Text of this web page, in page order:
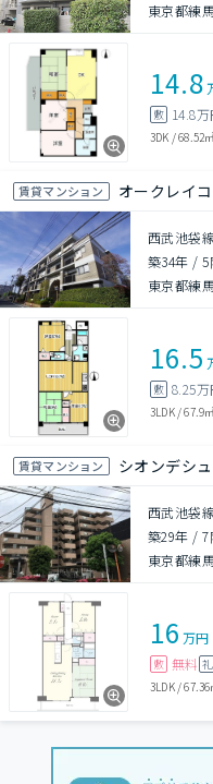
東京都練
14.8
敷 14.8
3DK /68.52
賃貸マンション オークレイ
西武池袋
築34年 /5
東京都練
16.5
敷 8.25万
3LDK/67.9
賃貸マンション シオンデシ
西武池袋
築29年 /7
東京都練
16 万円
敷 無料 礼
3LDK/67.36